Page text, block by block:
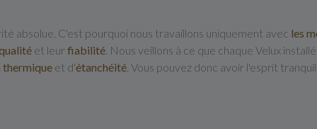
absolue. C'est pourquoi nous travaillons uniquement avec les
et leurfiabilité . Nous veillons à ce que chaque Velux
thermique et d'étanchéité . Vous pouvez donc avoir l'esprit